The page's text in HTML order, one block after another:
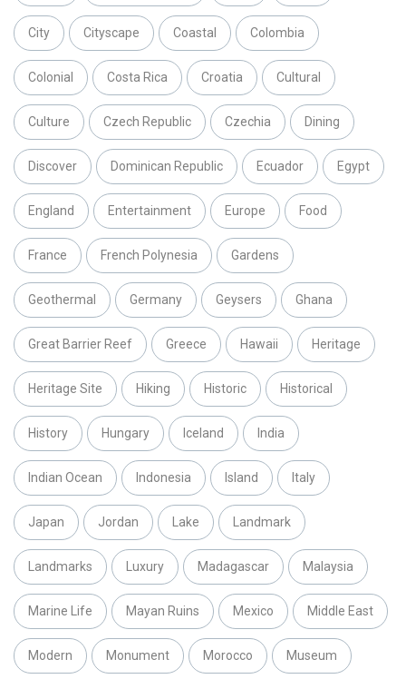
City Cityscape Coastal Colombia
Colonial Costa Rica Croatia Cultural
Culture Czech Republic Czechia Dining
Discover Dominican Republic Ecuador Egypt
England Entertainment Europe Food
France French Polynesia Gardens
Geothermal Germany Geysers Ghana
Great Barrier Reef Greece Hawaii Heritage
Heritage Site Hiking Historic Historical
History Hungary Iceland India
Indian Ocean Indonesia Island Italy
Japan Jordan Lake Landmark
Landmarks Luxury Madagascar Malaysia
Marine Life Mayan Ruins Mexico Middle East
Modern Monument Morocco Museum